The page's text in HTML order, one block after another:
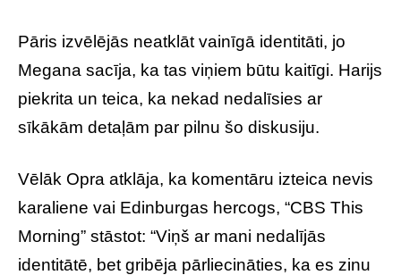
Pāris izvēlējās neatklāt vainīgā identitāti, jo
Megana sacīja, ka tas viņiem būtu kaitīgi. Harijs
piekrita un teica, ka nekad nedalīsies ar
sīkākām detaļām par pilnu šo diskusiju.
Vēlāk Opra atklāja, ka komentāru izteica nevis
karaliene vai Edinburgas hercogs, “CBS This
Morning” stāstot: “Viņš ar mani nedalījās
identitātē, bet gribēja pārliecināties, ka es zinu